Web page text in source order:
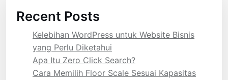
Recent Posts
Kelebihan WordPress untuk Website Bisnis
yang Perlu Diketahui
Apa Itu Zero Click Search?
Cara Memilih Floor Scale Sesuai Kapasitas